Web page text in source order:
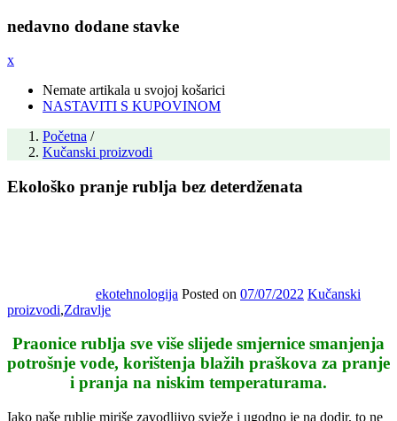
nedavno dodane stavke
x
Nemate artikala u svojoj košarici
NASTAVITI S KUPOVINOM
Početna /
Kučanski proizvodi
Ekološko pranje rublja bez deterdženata
ekotehnologija Posted on 07/07/2022 Kučanski
proizvodi,Zdravlje
Praonice rublja sve više slijede smjernice smanjenja
potrošnje vode, korištenja blažih praškova za pranje
i pranja na niskim temperaturama.
Iako naše rublje miriše zavodljivo svježe i ugodno je na dodir, to ne